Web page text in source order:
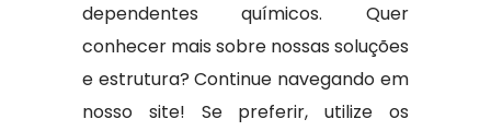
dependentes químicos. Quer
conhecer mais sobre nossas soluções
e estrutura? Continue navegando em
nosso site! Se preferir, utilize os